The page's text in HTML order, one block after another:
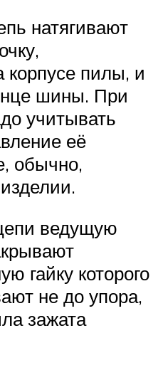
натягивают
корпусе пилы, и
шины. При
учитывать
её
обычно,
ведущую
гайку которого
не до упора,
зажата